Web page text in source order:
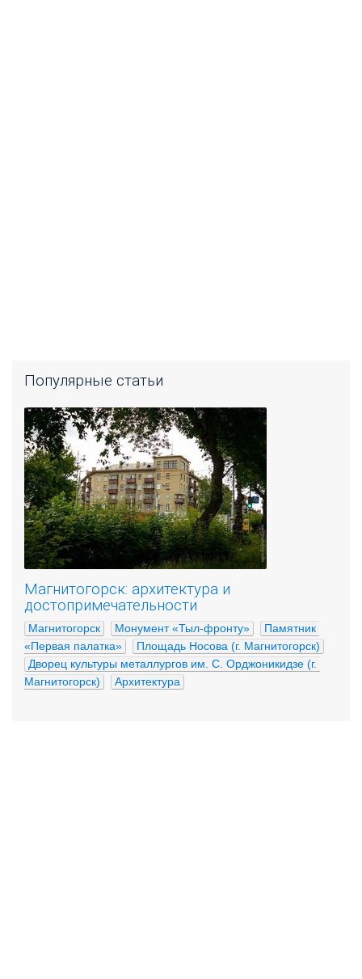
Популярные статьи
Магнитогорск: архитектура и
достопримечательности
Магнитогорск Монумент «Тыл-фронту»
Памятник
«Первая палатка»
Площадь Носова (г. Магнитогорск)
Дворец культуры металлургов им. С. Орджоникидзе (г.
Магнитогорск)
Архитектура